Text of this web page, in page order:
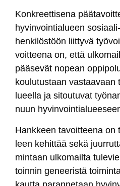
Konk­reet­ti­se­na
hy­vin­voin­tia­lueen
hen­ki­lös­töön liit­ty­vä
voit­tee­na on, et­tä
pää­se­vät no­pean
kou­lu­tus­taan
lueel­la ja si­tou­tu­vat
nuun
Hank­keen ta­voit­tee­na
leen ke­hit­tää se­kä
min­taan ul­ko­mail­ta
toin­nin ge­nee­ris­tä